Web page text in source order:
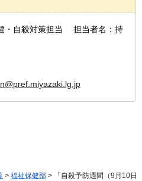
・自殺対策担当 担当者名：持
> 福祉保健部 > 「自殺予防週間（9月10日